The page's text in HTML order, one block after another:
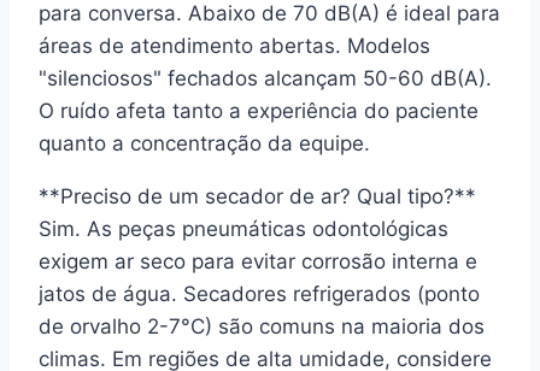
para conversa. Abaixo de 70 dB(A) é ideal para
áreas de atendimento abertas. Modelos
"silenciosos" fechados alcançam 50-60 dB(A).
O ruído afeta tanto a experiência do paciente
quanto a concentração da equipe.
**Preciso de um secador de ar? Qual tipo?**
Sim. As peças pneumáticas odontológicas
exigem ar seco para evitar corrosão interna e
jatos de água. Secadores refrigerados (ponto
de orvalho 2-7°C) são comuns na maioria dos
climas. Em regiões de alta umidade, considere